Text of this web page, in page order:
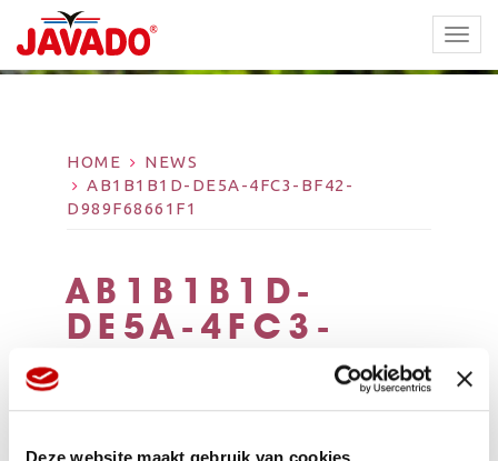
Deze website maakt gebruik van cookies
HOME
NEWS
AB1B1B1D-DE5A-4FC3-BF42-
D989F68661F1
AB1B1B1D-
DE5A-4FC3-
D989F68661F1